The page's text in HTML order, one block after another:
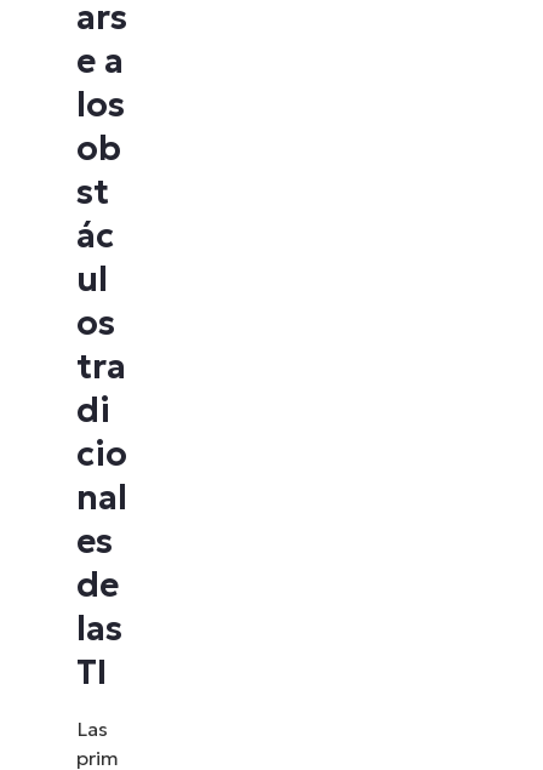
ars
e a
los
ob
st
ác
ul
os
tra
di
cio
nal
es
de
las
TI
Las
prim